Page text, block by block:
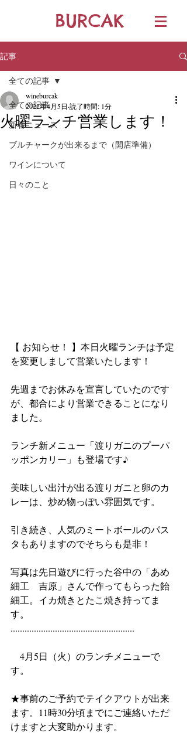
BURCAK
記事
全ての記事
新着ニュース
ブルチャークが出来るまで（開店準備）
ワインについて
日々のこと
全ての記事
火曜ランチ営業します！
wineburcak
2022年4月5日 読了時間: 1分
【 お知らせ！ 】本日火曜ランチは予定
を変更しまして営業いたします！
先週までお休みを宣言していたのです
が、都合により営業できることになり
ました。
ランチ新メニュー「渡りガニのプーパ
ッポンカリー」も登場です♪
美味しい出汁が出る渡りガニと卵のカ
レーは、炒め物っぽい雰囲気です。
引き続き、人気のミートボールのパス
タもありますのでそちらも是非！
写真は先日遊びに行った谷中の「あめ
細工　吉原」さんで作ってもらった飴
細工。イカ焼きとたこ焼き持ってま
す。
.....................................................
4月5日（火）のランチメニューで
す。
★事前のご予約でテイクアウトが出来
ます。11時30分頃までにご連絡いただ
けますと大変助かります。